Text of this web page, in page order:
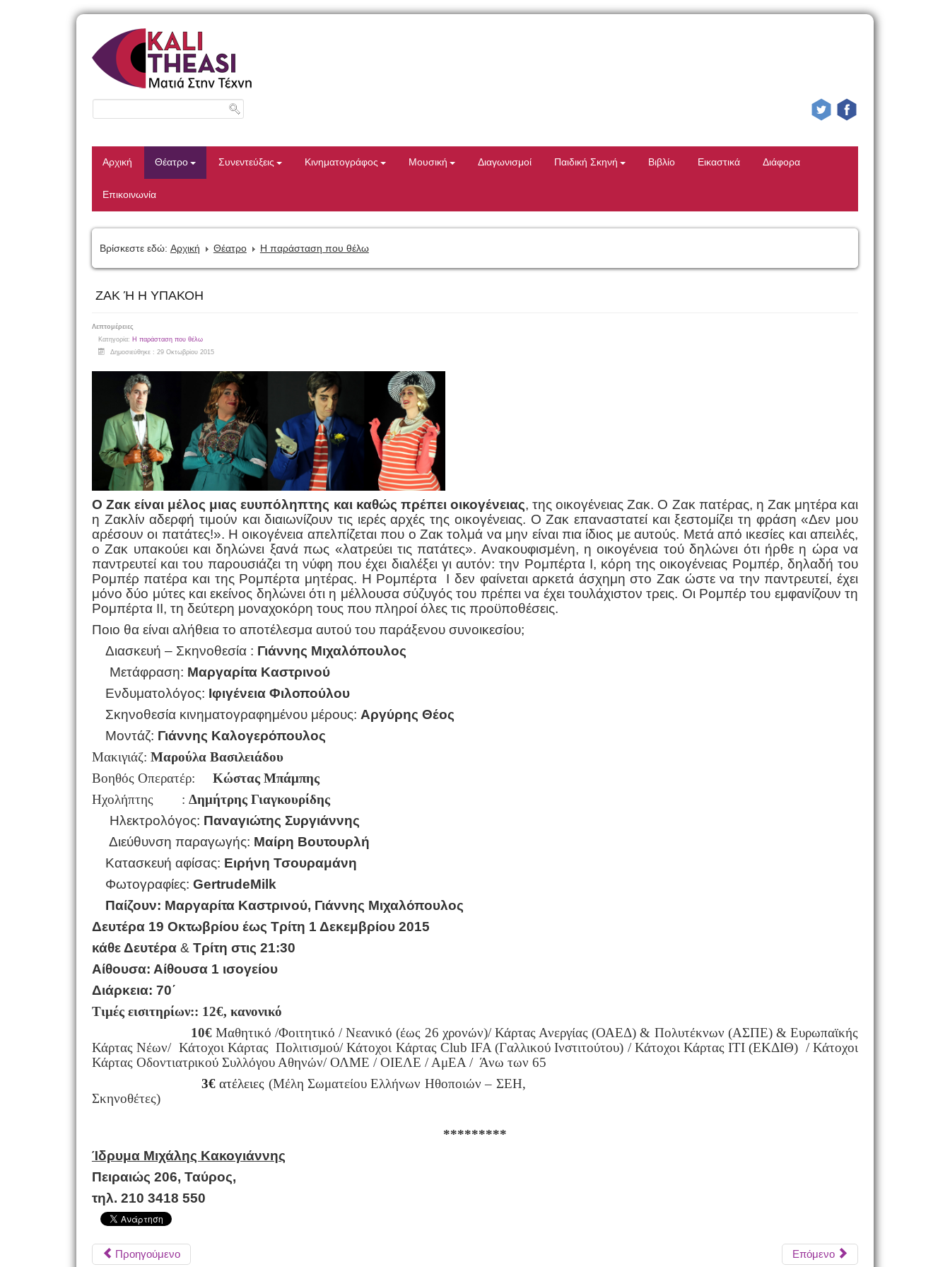
Αρχική Θέατρο Συνεντεύξεις Κινηματογράφος Μουσική Διαγωνισμοί Παιδική Σκηνή Βιβλίο Εικαστικά Διάφορα
Επικοινωνία
Βρίσκεστε εδώ: Αρχική Θέατρο Η παράσταση που θέλω
ΖΑΚ Ή Η ΥΠΑΚΟΗ
Λεπτομέρειες
Κατηγορία: Η παράσταση που θέλω
Δημοσιεύθηκε : 29 Οκτωβρίου 2015
Ο Ζακ είναι μέλος μιας ευυπόληπτης και καθώς πρέπει οικογένειας, της οικογένειας Ζακ. Ο Ζακ πατέρας, η Ζακ μητέρα και
η Ζακλίν αδερφή τιμούν και διαιωνίζουν τις ιερές αρχές της οικογένειας. Ο Ζακ επαναστατεί και ξεστομίζει τη φράση «Δεν μου
αρέσουν οι πατάτες!». Η οικογένεια απελπίζεται που ο Ζακ τολμά να μην είναι πια ίδιος με αυτούς. Μετά από ικεσίες και απειλές,
ο Ζακ υπακούει και δηλώνει ξανά πως «λατρεύει τις πατάτες». Ανακουφισμένη, η οικογένεια τού δηλώνει ότι ήρθε η ώρα να
παντρευτεί και του παρουσιάζει τη νύφη που έχει διαλέξει γι αυτόν: την Ρομπέρτα Ι, κόρη της οικογένειας Ρομπέρ, δηλαδή του
Ρομπέρ πατέρα και της Ρομπέρτα μητέρας. Η Ρομπέρτα Ι δεν φαίνεται αρκετά άσχημη στο Ζακ ώστε να την παντρευτεί, έχει
μόνο δύο μύτες και εκείνος δηλώνει ότι η μέλλουσα σύζυγός του πρέπει να έχει τουλάχιστον τρεις. Οι Ρομπέρ του εμφανίζουν τη
Ρομπέρτα ΙΙ, τη δεύτερη μοναχοκόρη τους που πληροί όλες τις προϋποθέσεις.
Ποιο θα είναι αλήθεια το αποτέλεσμα αυτού του παράξενου συνοικεσίου;
Διασκευή – Σκηνοθεσία : Γιάννης Μιχαλόπουλος
Μετάφραση: Μαργαρίτα Καστρινού
Ενδυματολόγος: Ιφιγένεια Φιλοπούλου
Σκηνοθεσία κινηματογραφημένου μέρους: Αργύρης Θέος
Μοντάζ: Γιάννης Καλογερόπουλος
Μακιγιάζ: Μαρούλα Βασιλειάδου
Βοηθός Οπερατέρ: Κώστας Μπάμπης
Ηχολήπτης : Δημήτρης Γιαγκουρίδης
Ηλεκτρολόγος: Παναγιώτης Συργιάννης
Διεύθυνση παραγωγής: Μαίρη Βουτουρλή
Κατασκευή αφίσας: Ειρήνη Τσουραμάνη
Φωτογραφίες: GertrudeMilk
Παίζουν: Μαργαρίτα Καστρινού, Γιάννης Μιχαλόπουλος
Δευτέρα 19 Οκτωβρίου έως Τρίτη 1 Δεκεμβρίου 2015
κάθε Δευτέρα & Τρίτη στις 21:30
Αίθουσα: Αίθουσα 1 ισογείου
Διάρκεια: 70΄
Τιμές εισιτηρίων:: 12€, κανονικό
10€ Μαθητικό /Φοιτητικό / Νεανικό (έως 26 χρονών)/ Κάρτας Ανεργίας (ΟΑΕΔ) & Πολυτέκνων (ΑΣΠΕ) & Ευρωπαϊκής
Κάρτας Νέων/ Κάτοχοι Κάρτας Πολιτισμού/Κάτοχοι Κάρτας Club IFA (Γαλλικού Ινστιτούτου) / Κάτοχοι Κάρτας ΙΤΙ (ΕΚΔΙΘ) / Κάτοχοι
Κάρτας Οδοντιατρικού Συλλόγου Αθηνών/ ΟΛΜΕ / ΟΙΕΛΕ / ΑμΕΑ / Άνω των 65
3€ ατέλειες (Μέλη Σωματείου Ελλήνων Ηθοποιών – ΣΕΗ,
Σκηνοθέτες)
*********
Ίδρυμα Μιχάλης Κακογιάννης
Πειραιώς 206, Ταύρος,
τηλ. 210 3418 550
Προηγούμενο Επόμενο